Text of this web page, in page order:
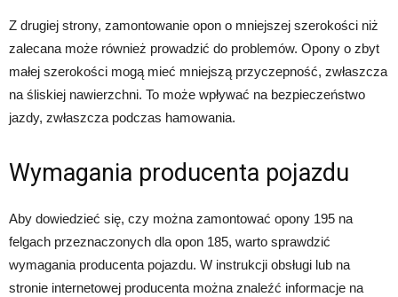
Z drugiej strony, zamontowanie opon o mniejszej szerokości niż
zalecana może również prowadzić do problemów. Opony o zbyt
małej szerokości mogą mieć mniejszą przyczepność, zwłaszcza
na śliskiej nawierzchni. To może wpływać na bezpieczeństwo
jazdy, zwłaszcza podczas hamowania.
Wymagania producenta pojazdu
Aby dowiedzieć się, czy można zamontować opony 195 na
felgach przeznaczonych dla opon 185, warto sprawdzić
wymagania producenta pojazdu. W instrukcji obsługi lub na
stronie internetowej producenta można znaleźć informacje na